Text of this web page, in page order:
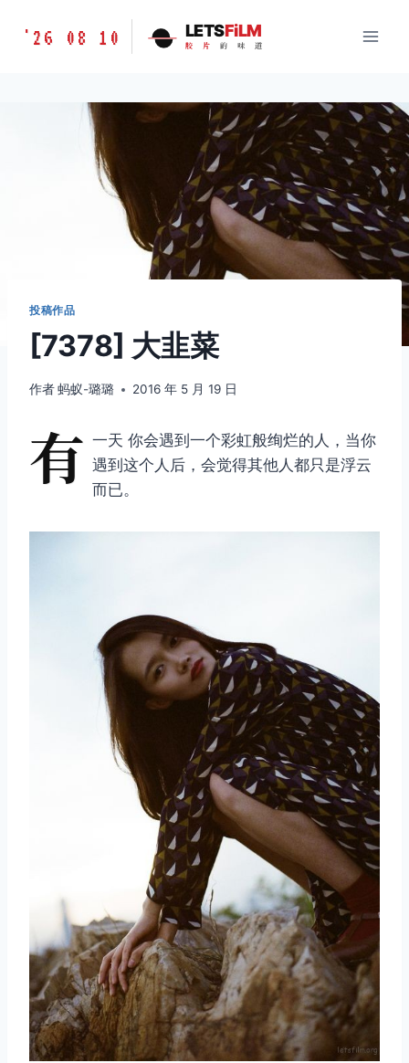
胶
LETSFILM
'26 08 10 LETSFiLM
胶 片 的 味 道
投稿作品
[7378] 大韭菜
作者蚂蚁-璐璐 2016 年 5 月 19 日
有 一天 你会遇到一个彩虹般绚烂的人，当你
遇到这个人后，会觉得其他人都只是浮云
而已。